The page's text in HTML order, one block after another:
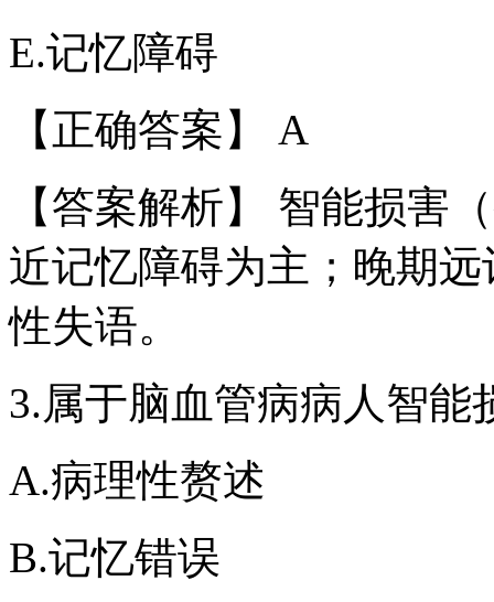
E.记忆障碍
【正确答案】 A
【答案解析】 智能损害
近记忆障碍为主；晚期
性失语。
3.属于脑血管病病人智能
A.病理性赘述
B.记忆错误